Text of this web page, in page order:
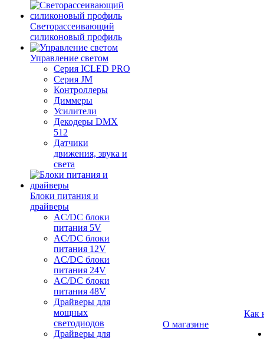
Светорассеивающий
силиконовый профиль
Управление светом
Серия ICLED PRO
Серия JM
Контроллеры
Диммеры
Усилители
Декодеры DMX
512
Датчики
движения, звука и
света
Блоки питания и
драйверы
AC/DC блоки
питания 5V
AC/DC блоки
питания 12V
AC/DC блоки
питания 24V
AC/DC блоки
питания 48V
Драйверы для
мощных
светодиодов
Драйверы для
О магазине
Как